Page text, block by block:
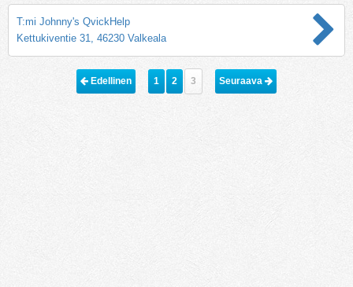
T:mi Johnny's QvickHelp
Kettukiventie 31, 46230 Valkeala
Edellinen 1 2 3 Seuraava